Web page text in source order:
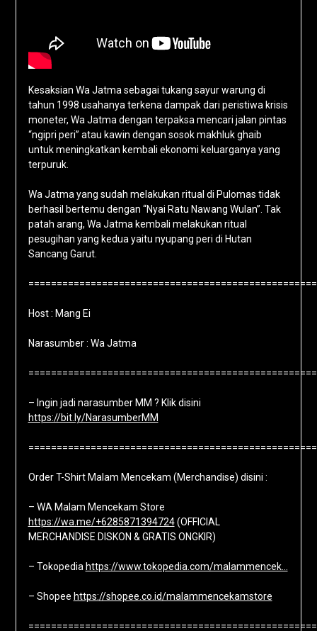
Kesaksian Wa Jatma sebagai tukang sayur warung di
tahun 1998 usahanya terkena dampak dari peristiwa krisis
moneter, Wa Jatma dengan terpaksa mencari jalan pintas
“ngipri peri” atau kawin dengan sosok makhluk ghaib
untuk meningkatkan kembali ekonomi keluarganya yang
terpuruk.
Wa Jatma yang sudah melakukan ritual di Pulomas tidak
berhasil bertemu dengan “Nyai Ratu Nawang Wulan”. Tak
patah arang, Wa Jatma kembali melakukan ritual
pesugihan yang kedua yaitu nyupang peri di Hutan
Sancang Garut.
Host : Mang Ei
Narasumber : Wa Jatma
– Ingin jadi narasumber MM ? Klik disini
https://bit.ly/NarasumberMM
Order T-Shirt Malam Mencekam (Merchandise) disini :
– WA Malam Mencekam Store
https://wa.me/+6285871394724(OFFICIAL
MERCHANDISE DISKON & GRATIS ONGKIR)
– Tokopedia https://www.tokopedia.com/malammencek…
– Shopee https://shopee.co.id/malammencekamstore